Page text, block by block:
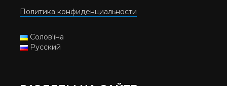
Политика конфиденциальности
Солов'їна
Русский